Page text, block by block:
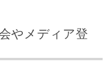
やメディア登